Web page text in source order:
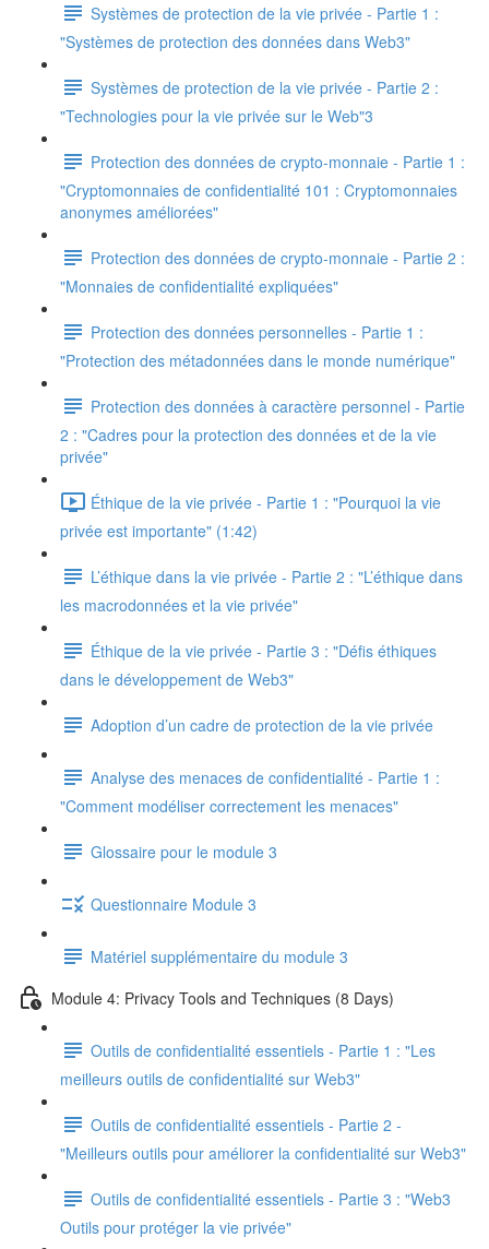
Systèmes de protection de la vie privée - Partie 1 :
"Systèmes de protection des données dans Web3"
Systèmes de protection de la vie privée - Partie 2 :
"Technologies pour la vie privée sur le Web"3
Protection des données de crypto-monnaie - Partie 1 :
"Cryptomonnaies de confidentialité 101 : Cryptomonnaies
anonymes améliorées"
Protection des données de crypto-monnaie - Partie 2 :
"Monnaies de confidentialité expliquées"
Protection des données personnelles - Partie 1 :
"Protection des métadonnées dans le monde numérique"
Protection des données à caractère personnel - Partie
2 : "Cadres pour la protection des données et de la vie
privée"
Éthique de la vie privée - Partie 1 : "Pourquoi la vie
privée est importante" (1:42)
L’éthique dans la vie privée - Partie 2 : "L’éthique dans
les macrodonnées et la vie privée"
Éthique de la vie privée - Partie 3 : "Défis éthiques
dans le développement de Web3"
Adoption d’un cadre de protection de la vie privée
Analyse des menaces de confidentialité - Partie 1 :
"Comment modéliser correctement les menaces"
Glossaire pour le module 3
Questionnaire Module 3
Matériel supplémentaire du module 3
Module 4: Privacy Tools and Techniques (8 Days)
Outils de confidentialité essentiels - Partie 1 : "Les
meilleurs outils de confidentialité sur Web3"
Outils de confidentialité essentiels - Partie 2 -
"Meilleurs outils pour améliorer la confidentialité sur Web3"
Outils de confidentialité essentiels - Partie 3 : "Web3
Outils pour protéger la vie privée"